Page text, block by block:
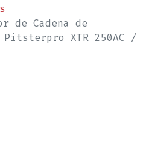
de Cadena de
XTR 250AC /